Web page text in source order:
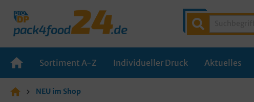
Sortiment A-Z Individueller Druck Aktuelles
NEU im Shop